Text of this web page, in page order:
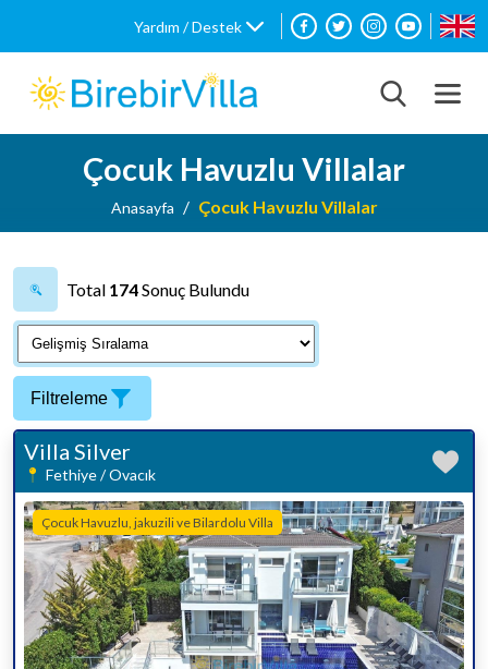
Yardım / Destek
Çocuk Havuzlu Villalar
Anasayfa Çocuk Havuzlu Villalar
Total 174Sonuç Bulundu
Filtreleme
Villa Silver
Fethiye / Ovacık
Çocuk Havuzlu, jakuzili ve Bilardolu Villa